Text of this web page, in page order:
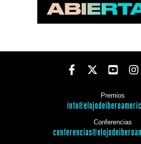
Premios
Conferencias